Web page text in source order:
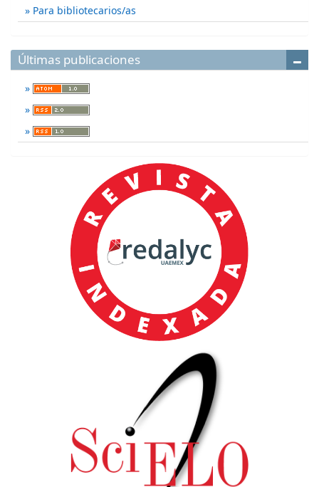
Para bibliotecarios/as
Últimas publicaciones